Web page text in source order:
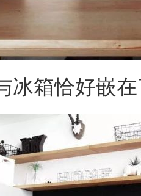
冰箱恰好嵌